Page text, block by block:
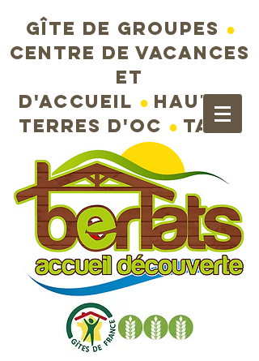
Gîte de groupes ●
Centre de vacances
et
d'accueil ● Hautes
terres d'Oc ●Tarn